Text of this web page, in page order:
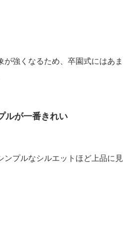
が強くなるため、卒園式にはあま
ルが一番きれい
ンプルなシルエットほど上品に見